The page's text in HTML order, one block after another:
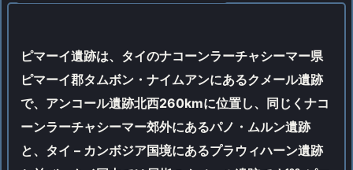
ピマーイ遺跡は、タイのナコーンラーチャシーマー県
ピマーイ郡タムボン・ナイムアンにあるクメール遺跡
で、アンコール遺跡北西260kmに位置し、同じくナコ
ーンラーチャシーマー郊外にあるパノ・ムルン遺跡
と、タイ – カンボジア国境にあるプラウィハーン遺跡